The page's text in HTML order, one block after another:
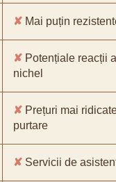
✘ Mai puțin
✘ Potențiale reacții
nichel
✘ Prețuri mai
purtare
✘ Servicii de